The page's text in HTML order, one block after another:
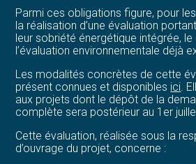
Parmi ces obligations figure, pour
la réalisation d’une évaluation
leur sobriété énergétique intégrée,
l’évaluation environnementale déjà
Les modalités concrètes de cette
présent connues et disponibles ici .
aux projets dont le dépôt de la
complète sera postérieur au 1er
Cette évaluation, réalisée sous la
d’ouvrage du projet, concerne :